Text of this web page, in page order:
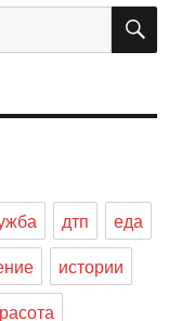
дтп
еда
истории